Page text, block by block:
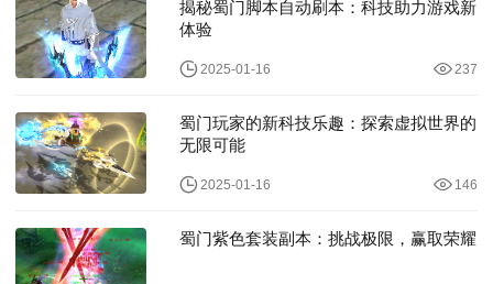
揭秘蜀门脚本自动刷本：科技助力游戏新
体验
2025-01-16 237
蜀门玩家的新科技乐趣：探索虚拟世界的
无限可能
2025-01-16 146
蜀门紫色套装副本：挑战极限，赢取荣耀